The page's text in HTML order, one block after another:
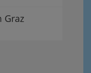
Graz